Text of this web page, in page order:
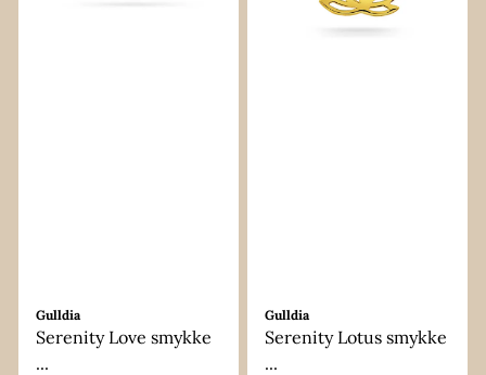
Gulldia
Serenity Love smykke
...
Gulldia
Serenity Lotus smykke
...